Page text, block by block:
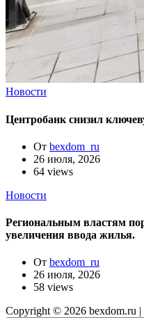
Новости
Центробанк снизил
От bexdom_ru
26 июля, 2026
64 views
Новости
Региональным властям
увеличения ввода жилья.
От bexdom_ru
26 июля, 2026
58 views
Copyright © 2026 bexdom.ru |